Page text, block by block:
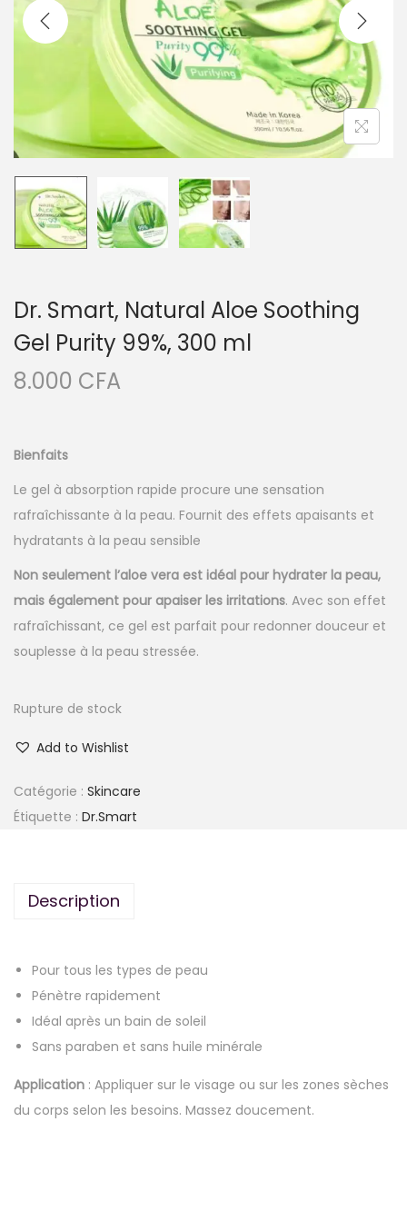
i
g
a
i
n
e
n
u
Dr. Smart, Natural Aloe Soothing
Gel Purity 99%, 300 ml
8.000 CFA
Bienfaits
Le gel à absorption rapide procure une sensation
rafraîchissante à la peau. Fournit des effets apaisants et
hydratants à la peau sensible
Non seulement l’aloe vera est idéal pour hydrater la peau,
mais également pour apaiser les irritations. Avec son effet
rafraîchissant, ce gel est parfait pour redonner douceur et
souplesse à la peau stressée.
Rupture de stock
Add to Wishlist
Catégorie : Skincare
Étiquette : Dr.Smart
Description
Pour tous les types de peau
Pénètre rapidement
Idéal après un bain de soleil
Sans paraben et sans huile minérale
Application : Appliquer sur le visage ou sur les zones sèches
du corps selon les besoins. Massez doucement.